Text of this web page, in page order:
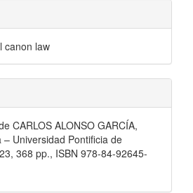
canon law
CARLOS ALONSO GARCÍA,
– Universidad Pontificia de
368 pp., ISBN 978-84-92645-